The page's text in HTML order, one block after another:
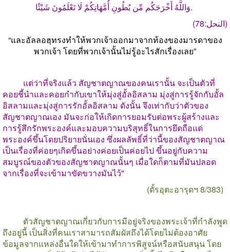
وَاللَّهُ أَخْرَجَكُم مِّن بُطُونِ أُمَّهَاتِكُمْ لَا تَعْلَمُونَ شَيْئًا.
(النحل:78)
“และอัลลอฮฺทรงทำให้พวกเจ้าออกมาจากท้องของมารดาของ
พวกเจ้า โดยที่พวกเจ้านั้นไม่รู้อะไรสักเรื่องเลย”
แต่ว่าที่จริงแล้ว สัญชาตญาณของคนเรานั้น จะเป็นตัวที่
คอยชี้นำและคอยกำกับเขาให้มุ่งสู่อั้ลอิสลาม มุ่งสู่การรู้จักกับอั้ล
อิสลามและมุ่งสู่การรักอั้ลอิสลาม ดังนั้น จึงเท่ากับว่าตัวของ
สัญชาตญาณเอง มันจะก่อให้เกิดการยอมรับต่อพระผู้สร้างและ
การรู้สึกรักพระองค์และมอบความบริสุทธิ์ในการยึดถือแด่
พระองค์ขึ้นโดยปริยายนั่นเอง ซึ่งผลลัพธิ์ที่ว่านี้ของสัญชาตญาณ
เป็นเรื่องที่ค่อยๆเกิดขึ้นอย่างค่อยเป็นค่อยไป ขึ้นอยู่กับความ
สมบูรณ์ของตัวของสัญชาตญาณนั้นๆ เมื่อใดก็ตามที่มันปลอด
จากเรื่องที่จะเข้ามาขัดขวางมันไว้"
(ดั้รอุตะอารุดฯ 8/383)
ตัวสัญชาตญาณเกี่ยวกับการมีอยู่จริงของพระเจ้าที่กำลังพูด
ถึงอยู่นี้ เป็นสิ่งที่คนเราสามารถสัมผัสถึงได้โดยไม่ต้องอาศัย
ข้อมูลจากแหล่งอื่นใดให้เข้ามาทำการพิสูจน์หรือสนับสนุน โดย